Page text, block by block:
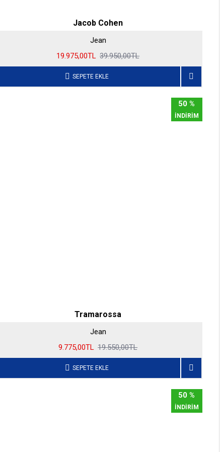
Jacob Cohen
Jean
19.975,00TL 39.950,00TL
SEPETE EKLE
İNDİRİM
50 %
Tramarossa
Jean
9.775,00TL 19.550,00TL
SEPETE EKLE
İNDİRİM
50 %